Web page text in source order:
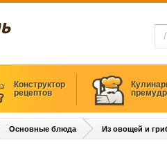
Конструктор
рецептов
Основные блюда Из овощей и